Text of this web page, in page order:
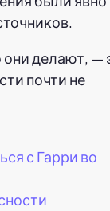
они делают, —
почти не
с Гарри во